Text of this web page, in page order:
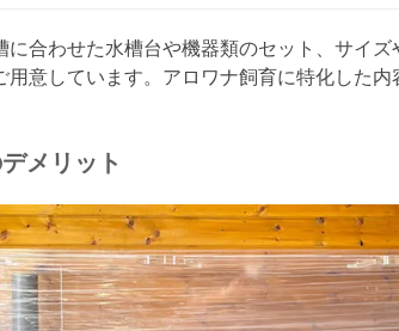
に合わせた水槽台や機器類のセット、サイ
用意しています。アロワナ飼育に特化した
メリット